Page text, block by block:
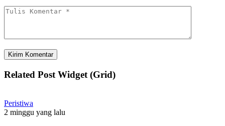
Related Post Widget (Grid)
Peristiwa
2 minggu yang lalu